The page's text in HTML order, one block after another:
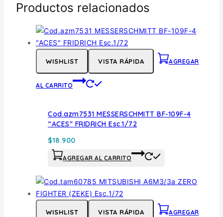
Productos relacionados
WISHLIST VISTA RÁPIDA AGREGAR
AL CARRITO
Cod.azm7531 MESSERSCHMITT BF-109F-4
“ACES” FRIDRICH Esc.1/72
$18.900
AGREGAR AL CARRITO
WISHLIST VISTA RÁPIDA AGREGAR